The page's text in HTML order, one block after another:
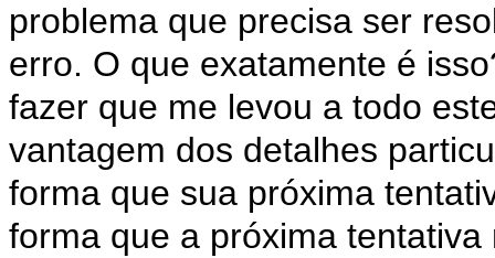
problema que precisa ser
erro. O que exatamente é
fazer que me levou a todo
vantagem dos detalhes
forma que sua próxima
forma que a próxima